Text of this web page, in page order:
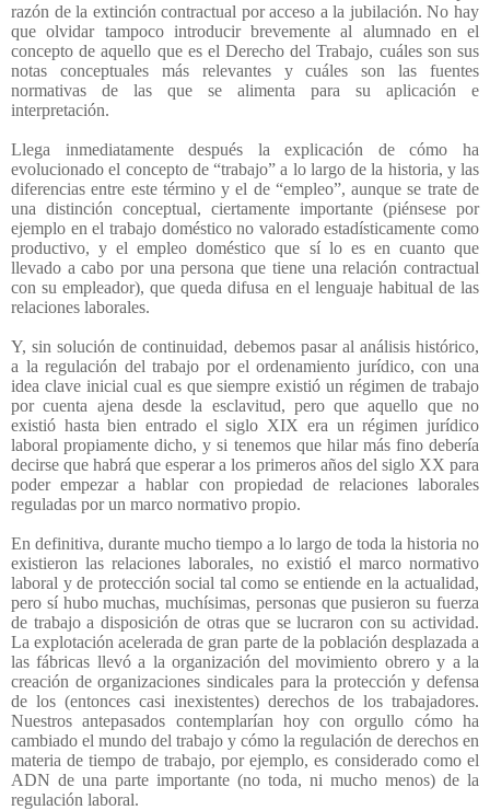
razón de la extinción contractual por acceso a la jubilación. No hay
que olvidar tampoco introducir brevemente al alumnado en el
concepto de aquello que es el Derecho del Trabajo, cuáles son sus
notas conceptuales más relevantes y cuáles son las fuentes
normativas de las que se alimenta para su aplicación e
interpretación.
Llega inmediatamente después la explicación de cómo ha
evolucionado el concepto de “trabajo” a lo largo de la historia, y las
diferencias entre este término y el de “empleo”, aunque se trate de
una distinción conceptual, ciertamente importante (piénsese por
ejemplo en el trabajo doméstico no valorado estadísticamente como
productivo, y el empleo doméstico que sí lo es en cuanto que
llevado a cabo por una persona que tiene una relación contractual
con su empleador), que queda difusa en el lenguaje habitual de las
relaciones laborales.
Y, sin solución de continuidad, debemos pasar al análisis histórico,
a la regulación del trabajo por el ordenamiento jurídico, con una
idea clave inicial cual es que siempre existió un régimen de trabajo
por cuenta ajena desde la esclavitud, pero que aquello que no
existió hasta bien entrado el siglo XIX era un régimen jurídico
laboral propiamente dicho, y si tenemos que hilar más fino debería
decirse que habrá que esperar a los primeros años del siglo XX para
poder empezar a hablar con propiedad de relaciones laborales
reguladas por un marco normativo propio.
En definitiva, durante mucho tiempo a lo largo de toda la historia no
existieron las relaciones laborales, no existió el marco normativo
laboral y de protección social tal como se entiende en la actualidad,
pero sí hubo muchas, muchísimas, personas que pusieron su fuerza
de trabajo a disposición de otras que se lucraron con su actividad.
La explotación acelerada de gran parte de la población desplazada a
las fábricas llevó a la organización del movimiento obrero y a la
creación de organizaciones sindicales para la protección y defensa
de los (entonces casi inexistentes) derechos de los trabajadores.
Nuestros antepasados contemplarían hoy con orgullo cómo ha
cambiado el mundo del trabajo y cómo la regulación de derechos en
materia de tiempo de trabajo, por ejemplo, es considerado como el
ADN de una parte importante (no toda, ni mucho menos) de la
regulación laboral.